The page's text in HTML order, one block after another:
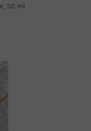
50 ml